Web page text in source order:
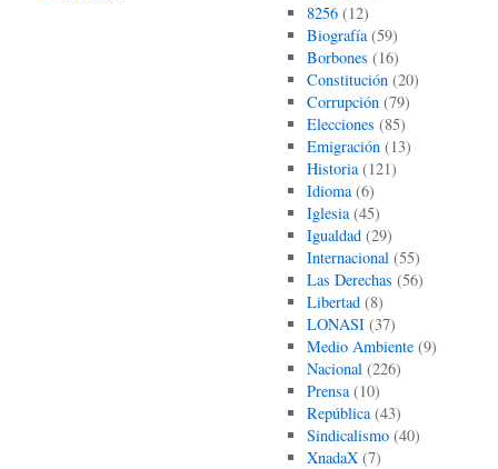
8256(12)
Biografía(59)
Borbones (16)
Constitución(20)
Corrupción(79)
Elecciones (85)
Emigración(13)
Historia(121)
Idioma(6)
Iglesia(45)
Igualdad(29)
Internacional(55)
Las Derechas (56)
Libertad(8)
LONASI(37)
Medio Ambiente(9)
Nacional(226)
Prensa(10)
República(43)
Sindicalismo(40)
XnadaX(7)